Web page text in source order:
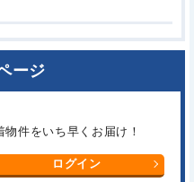
ージ
件をいち早くお届け！
ログイン